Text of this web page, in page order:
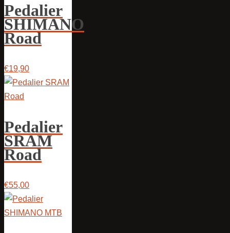
Pedalier
SHIMANO
Road
€19,90
Pedalier
SRAM
Road
€55,00